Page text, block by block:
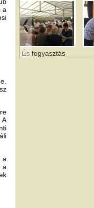
a
A
a
a
És fogyasztás